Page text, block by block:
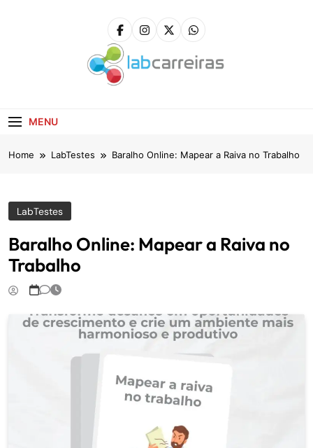
MENU
Home LabTestes Baralho Online: Mapear a Raiva no Trabalho
LabTestes
Baralho Online: Mapear a Raiva no
Trabalho